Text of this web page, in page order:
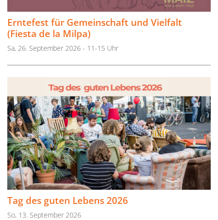
Erntefest für Gemeinschaft und Vielfalt
(Fiesta de la Milpa)
Sa, 26. September 2026 - 11-15 Uhr
Tag des guten Lebens 2026
So, 13. September 2026